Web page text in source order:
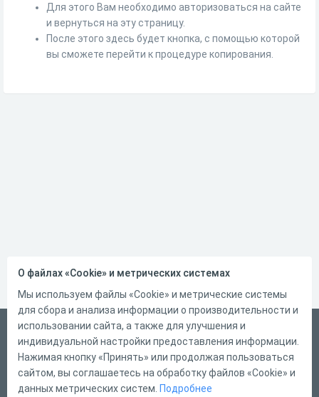
Для этого Вам необходимо авторизоваться на сайте
и вернуться на эту страницу.
После этого здесь будет кнопка, с помощью которой
вы сможете перейти к процедуре копирования.
Русский
Справка
Форма обратной связи
О файлах «Cookie» и метрических системах
Мы используем файлы «Cookie» и метрические системы
для сбора и анализа информации о производительности и
использовании сайта, а также для улучшения и
индивидуальной настройки предоставления информации.
Нажимая кнопку «Принять» или продолжая пользоваться
сайтом, вы соглашаетесь на обработку файлов «Cookie» и
данных метрических систем. Подробнее